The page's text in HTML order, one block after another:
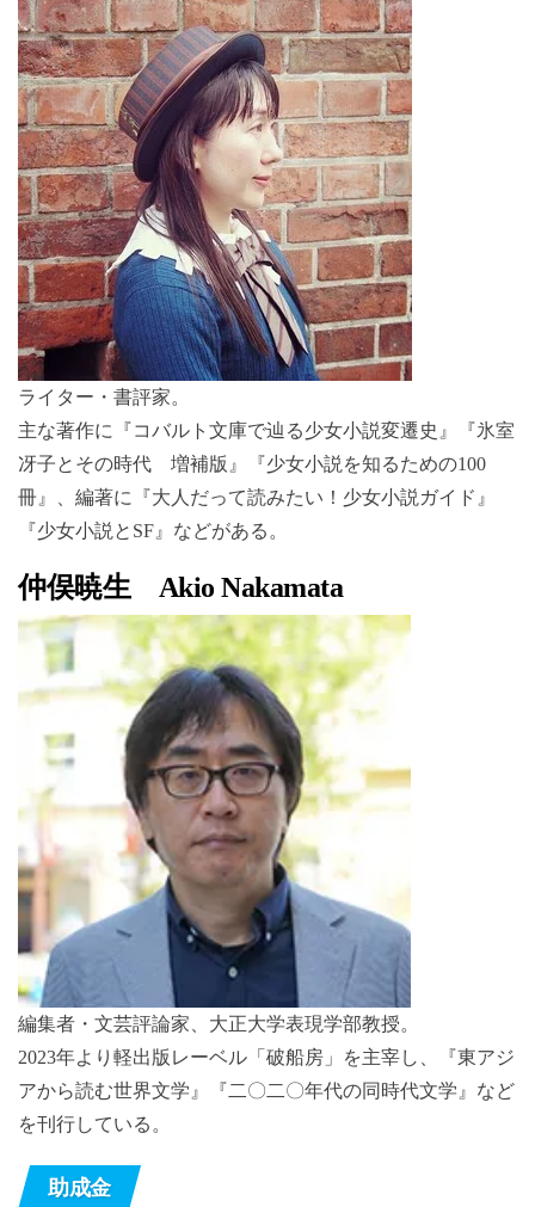
ライター・書評家。
主な著作に『コバルト文庫で辿る少女小説変遷史』『氷室
冴子とその時代 増補版』『少女小説を知るための100
冊』、編著に『大人だって読みたい！少女小説ガイド』
『少女小説とSF』などがある。
仲俣暁生 Akio Nakamata
編集者・文芸評論家、大正大学表現学部教授。
2023年より軽出版レーベル「破船房」を主宰し、『東アジ
アから読む世界文学』『二〇二〇年代の同時代文学』など
を刊行している。
助成金